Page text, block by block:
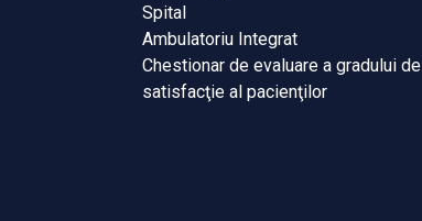
Spital
Ambulatoriu Integrat
Chestionar de evaluare a gradului de
satisfacţie al pacienţilor